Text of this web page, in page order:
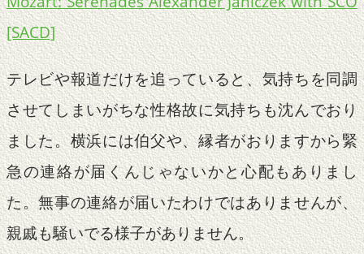
[SACD]
テレビや報道だけを追っていると、気持ちを同調
させてしまいがちな性格故に気持ちも沈んでおり
ました。横浜には伯父や、縁者がおりますから緊
急の連絡が届くんじゃないかと心配もありまし
た。無事の連絡が届いたわけではありませんが、
親戚も騒いでる様子がありません。